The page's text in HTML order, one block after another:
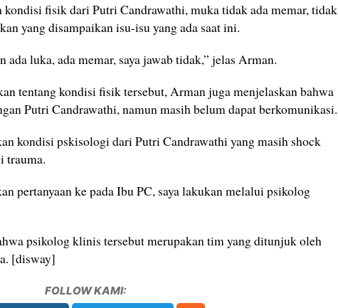
kondisi fisik dari Putri Candrawathi, muka tidak ada memar, tidak
yang disampaikan isu-isu yang ada saat ini.
ada luka, ada memar, saya jawab tidak,” jelas Arman.
tentang kondisi fisik tersebut, Arman juga menjelaskan bahwa
Putri Candrawathi, namun masih belum dapat berkomunikasi.
kondisi pskisologi dari Putri Candrawathi yang masih shock
trauma.
pertanyaan ke pada Ibu PC, saya lakukan melalui psikolog
psikolog klinis tersebut merupakan tim yang ditunjuk oleh
[disway]
FOLLOW KAMI: